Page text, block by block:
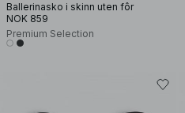
Ballerinasko i skinn uten fôr
NOK 859
Premium Selection